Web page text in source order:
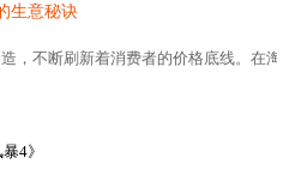
生意秘诀
，不断刷新着消费者的价格底线。在淘
4》